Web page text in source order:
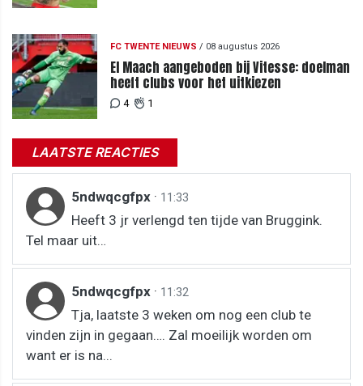
FC TWENTE NIEUWS / 08 augustus 2026
El Maach aangeboden bij Vitesse: doelman
heeft clubs voor het uitkiezen
4 1
LAATSTE REACTIES
5ndwqcgfpx · 11:33
Heeft 3 jr verlengd ten tijde van Bruggink.
Tel maar uit…
5ndwqcgfpx · 11:32
Tja, laatste 3 weken om nog een club te
vinden zijn in gegaan…. Zal moeilijk worden om
want er is na...